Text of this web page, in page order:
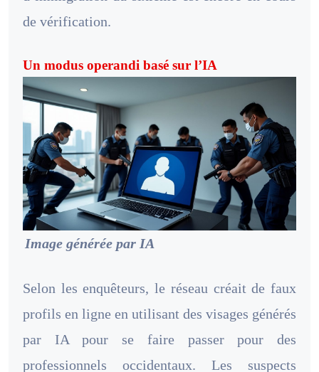
de vérification.
Un modus operandi basé sur l’IA
Image générée par IA
Selon les enquêteurs, le réseau créait de faux
profils en ligne en utilisant des visages générés
par IA pour se faire passer pour des
professionnels occidentaux. Les suspects